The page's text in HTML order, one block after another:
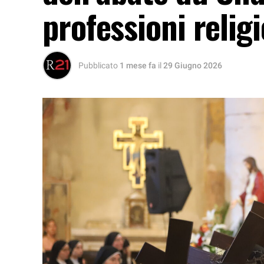
professioni
Pubblicato 1 mese fa il29 Giugno 2026